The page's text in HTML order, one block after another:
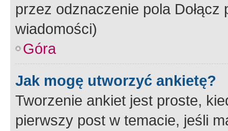
przez odznaczenie pola
wiadomości)
Góra
Jak mogę utworzyć ankietę?
Tworzenie ankiet jest proste,
pierwszy post w temacie, jeśli